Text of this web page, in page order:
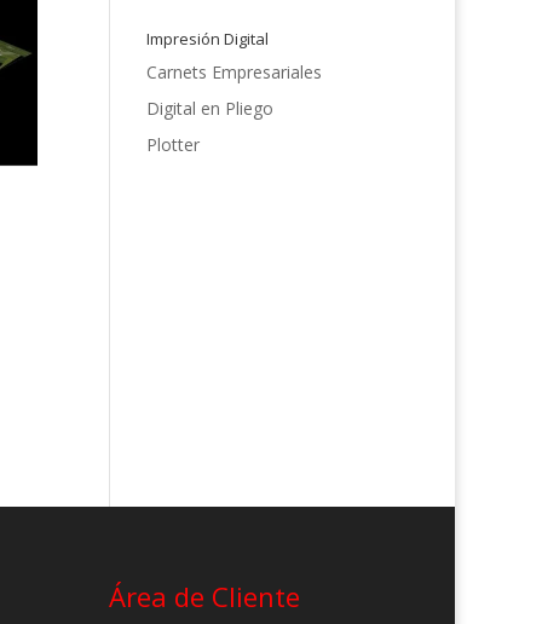
Impresión Digital
Carnets Empresariales
Digital en Pliego
Plotter
Área de Cliente